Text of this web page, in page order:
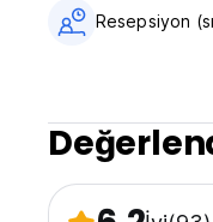
Resepsiyon